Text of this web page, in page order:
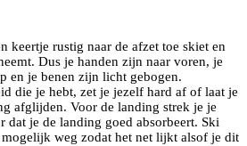
keertje rustig naar de afzet toe skiet en
Dus je handen zijn naar voren, je
en je benen zijn licht gebogen.
die je hebt, zet je jezelf hard af of laat je
afglijden. Voor de landing strek je je
dat je de landing goed absorbeert. Ski
weg zodat het net lijkt alsof je dit